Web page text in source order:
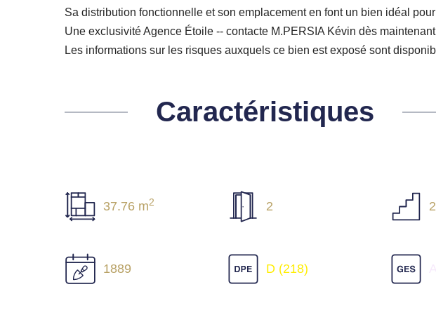
Sa distribution fonctionnelle et son emplacement en font un bien idéal
Une exclusivité Agence Étoile -- contacte M.PERSIA Kévin dès
Les informations sur les risques auxquels ce bien est exposé sont
Caractéristiques
37.76 m2 2 2
1889 D (218)